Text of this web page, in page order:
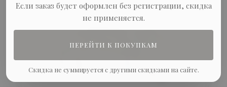
Если заказ будет оформлен без регистрации, скидка
не применяется.
ПЕРЕЙТИ К ПОКУПКАМ
Скидка не суммируется с другими скидками на сайте.